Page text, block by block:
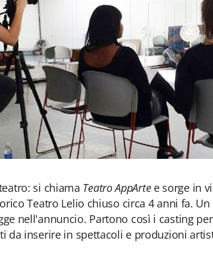
si chiama Teatro AppArte e sorge in
Teatro Lelio chiuso circa 4 anni fa.
nell'annuncio. Partono così i casting per
da inserire in spettacoli e produzioni